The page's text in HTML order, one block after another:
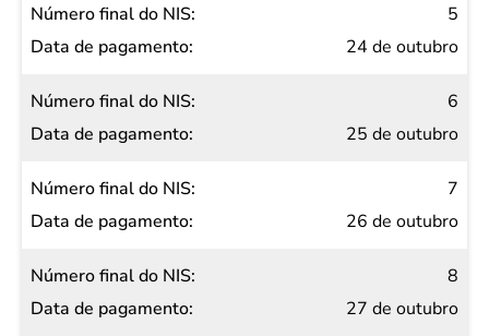
5
24 de outubro
6
25 de outubro
7
26 de outubro
8
27 de outubro